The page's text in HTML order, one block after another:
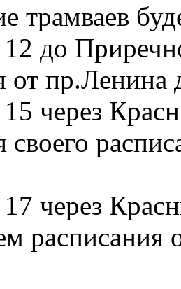
трамваев
до
от
через
своего
через